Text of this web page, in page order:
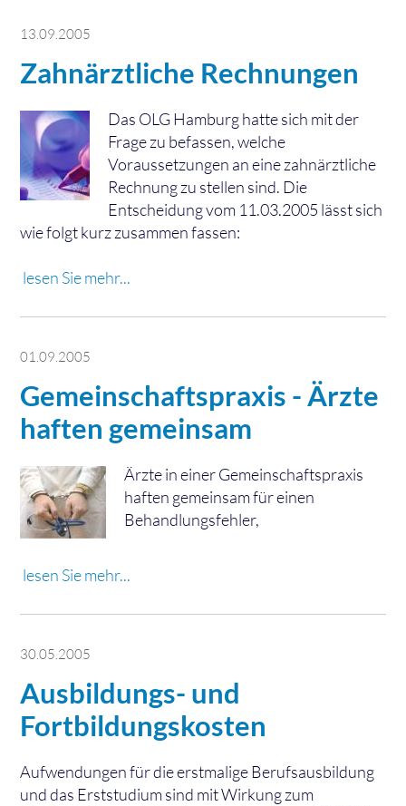
13.09.2005
Zahnärztliche Rechnungen
Das OLG Hamburg hatte sich mit der
Frage zu befassen, welche
Voraussetzungen an eine zahnärztliche
Rechnung zu stellen sind. Die
Entscheidung vom 11.03.2005 lässt sich
wie folgt kurz zusammen fassen:
lesen Sie mehr...
01.09.2005
Gemeinschaftspraxis - Ärzte
haften gemeinsam
Ärzte in einer Gemeinschaftspraxis
haften gemeinsam für einen
Behandlungsfehler,
lesen Sie mehr...
30.05.2005
Ausbildungs- und
Fortbildungskosten
Aufwendungen für die erstmalige Berufsausbildung
und das Erststudium sind mit Wirkung zum